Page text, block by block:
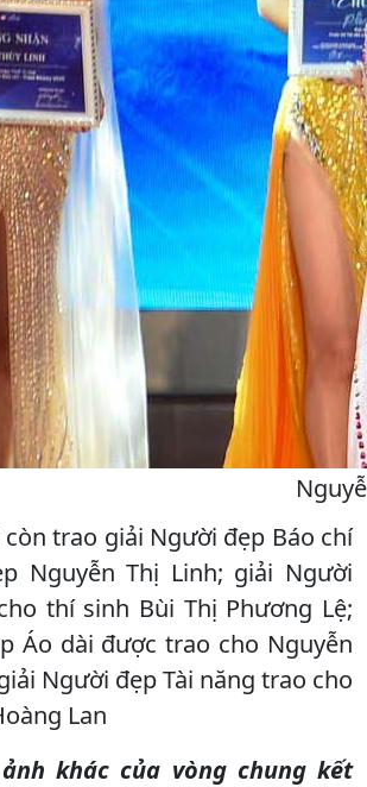
còn trao giải Người đẹp Báo chí
Nguyễn Thị Linh; giải Người
thí sinh Bùi Thị Phương Lệ;
Áo dài được trao cho Nguyễn
Người đẹp Tài năng trao cho
Lan
khác của vòng chung kết